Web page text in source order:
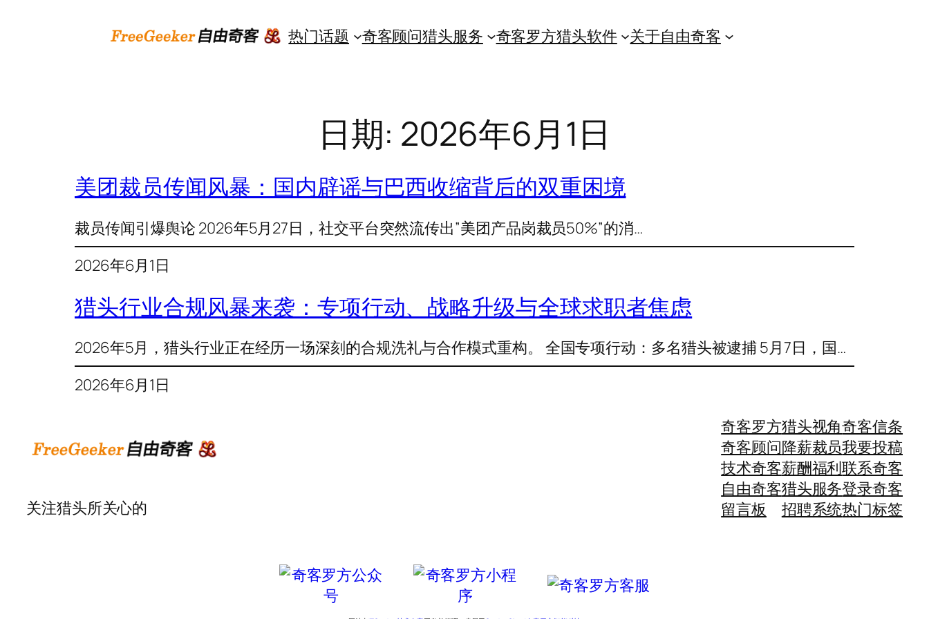
热门话题 奇客顾问猎头服务 奇客罗方猎头软件 关于自由奇客
日期: 2026年6月1日
美团裁员传闻风暴：国内辟谣与巴西收缩背后的双重困境
裁员传闻引爆舆论 2026年5月27日，社交平台突然流传出”美团产品岗裁员50%”的消…
2026年6月1日
猎头行业合规风暴来袭：专项行动、战略升级与全球求职者焦虑
2026年5月，猎头行业正在经历一场深刻的合规洗礼与合作模式重构。 全国专项行动：多名猎头被逮捕 5月7日，国…
2026年6月1日
关注猎头所关心的
奇客罗方
奇客顾问
技术奇客
自由奇客
留言板
猎头视角
降薪裁员
薪酬福利
猎头服务
招聘系统
奇客信条
我要投稿
联系奇客
登录奇客
热门标签